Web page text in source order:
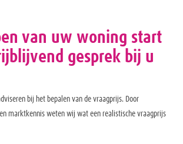
van uw woning start
gesprek bij u
bij het bepalen van de vraagprijs. Door
marktkennis weten wij wat een realistische vraagprijs